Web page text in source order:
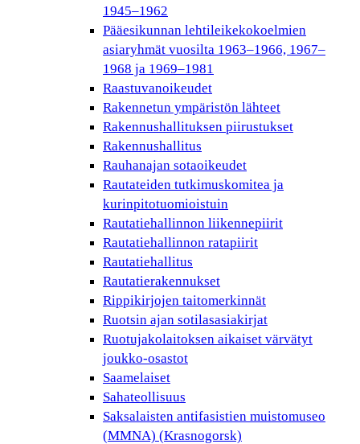
1945–1962
Pääesikunnan lehtileikekokoelmien
asiaryhmät vuosilta 1963–1966, 1967–
1968 ja 1969–1981
Raastuvanoikeudet
Rakennetun ympäristön lähteet
Rakennushallituksen piirustukset
Rakennushallitus
Rauhanajan sotaoikeudet
Rautateiden tutkimuskomitea ja
kurinpitotuomioistuin
Rautatiehallinnon liikennepiirit
Rautatiehallinnon ratapiirit
Rautatiehallitus
Rautatierakennukset
Rippikirjojen taitomerkinnät
Ruotsin ajan sotilasasiakirjat
Ruotujakolaitoksen aikaiset värvätyt
joukko-osastot
Saamelaiset
Sahateollisuus
Saksalaisten antifasistien muistomuseo
(MMNA) (Krasnogorsk)